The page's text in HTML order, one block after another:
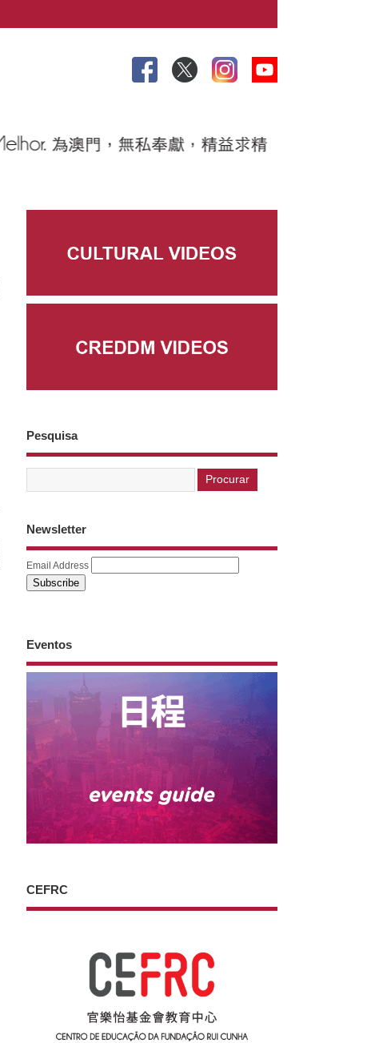
Pesquisa
Newsletter
Email Address
Eventos
CEFRC